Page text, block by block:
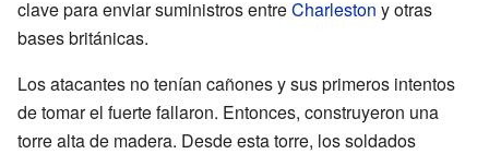
clave para enviar suministros entreCharleston y otras
bases británicas.
Los atacantes no tenían cañones y sus primeros intentos
de tomar el fuerte fallaron. Entonces, construyeron una
torre alta de madera. Desde esta torre, los soldados